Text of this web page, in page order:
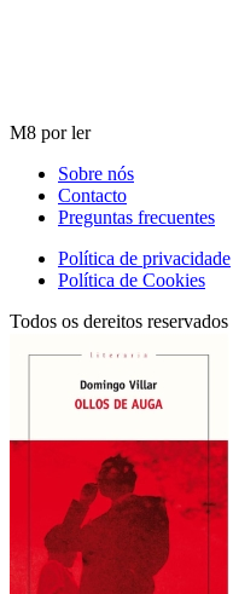
M8 por ler
Sobre nós
Contacto
Preguntas frecuentes
Política de privacidade
Política de Cookies
Todos os dereitos reservados